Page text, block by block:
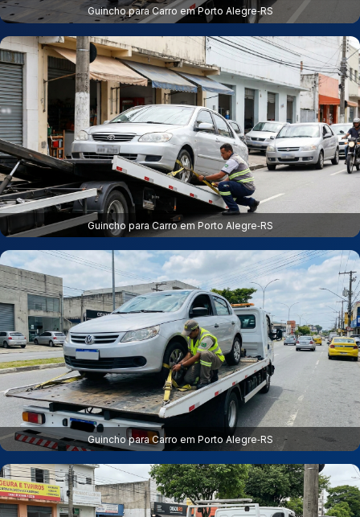
Guincho para Carro em Porto Alegre‑RS
Guincho para Carro em Porto Alegre‑RS
Guincho para Carro em Porto Alegre‑RS